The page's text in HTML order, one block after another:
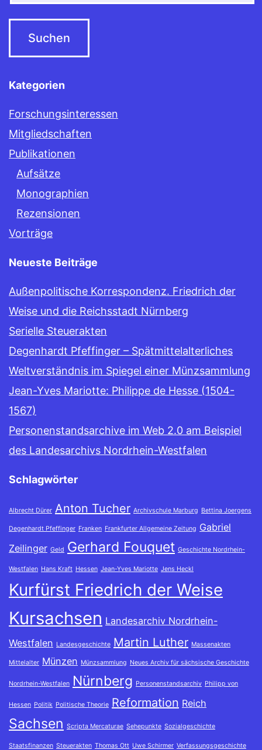
Kategorien
Forschungsinteressen
Mitgliedschaften
Publikationen
Aufsätze
Monographien
Rezensionen
Vorträge
Neueste Beiträge
Außenpolitische Korrespondenz. Friedrich der
Weise und die Reichsstadt Nürnberg
Serielle Steuerakten
Degenhardt Pfeffinger – Spätmittelalterliches
Weltverständnis im Spiegel einer Münzsammlung
Jean-Yves Mariotte: Philippe de Hesse (1504-
1567)
Personenstandsarchive im Web 2.0 am Beispiel
des Landesarchivs Nordrhein-Westfalen
Schlagwörter
Albrecht Dürer Anton Tucher Archivschule Marburg Bettina Joergens
Degenhardt Pfeffinger Franken Frankfurter Allgemeine Zeitung Gabriel
Zeilinger Geld Gerhard Fouquet Geschichte Nordrhein-
Westfalen Hans Kraft Hessen Jean-Yves Mariotte Jens Heckl
Kurfürst Friedrich der Weise
Kursachsen Landesarchiv Nordrhein-
Westfalen Landesgeschichte Martin Luther Massenakten
Mittelalter Münzen Münzsammlung Neues Archiv für sächsische Geschichte
Nordrhein-Westfalen Nürnberg Personenstandsarchiv Philipp von
Hessen Politik Politische Theorie Reformation Reich
Sachsen Scripta Mercaturae Sehepunkte Sozialgeschichte
Staatsfinanzen Steuerakten Thomas Ott Uwe Schirmer Verfassungsgeschichte